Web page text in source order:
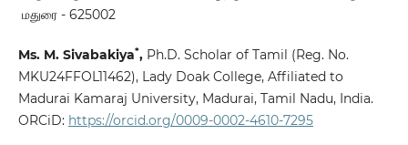
மதுரை - 625002
Ms. M. Sivabakiya*, Ph.D. Scholar of Tamil (Reg. No.
MKU24FFOL11462), Lady Doak College, Affiliated to
Madurai Kamaraj University, Madurai, Tamil Nadu, India.
ORCiD: https://orcid.org/0009-0002-4610-7295